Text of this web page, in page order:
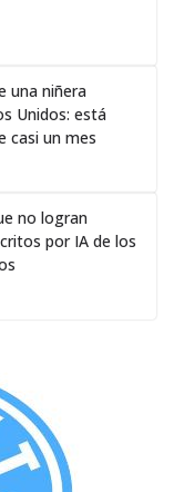
una niñera
Unidos: está
casi un mes
no logran
por IA de los